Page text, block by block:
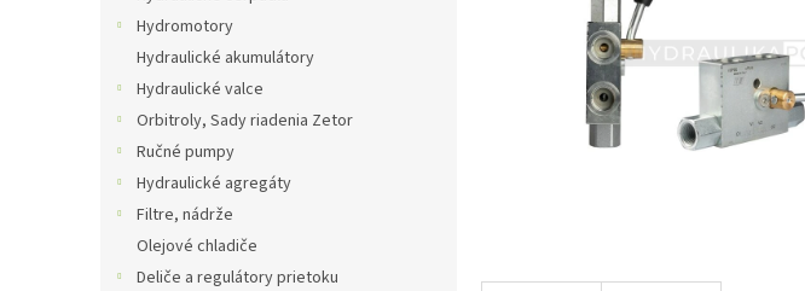
Hydromotory
Hydraulické akumulátory
Hydraulické valce
Orbitroly, Sady riadenia Zetor
Ručné pumpy
Hydraulické agregáty
Filtre, nádrže
Olejové chladiče
Deliče a regulátory prietoku